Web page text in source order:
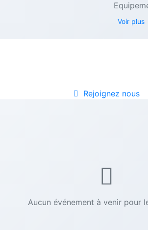
Voir plus
Rejoignez nous
Aucun événement à venir pour